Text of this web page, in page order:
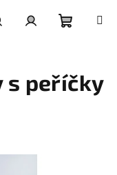
košík
s peříčky